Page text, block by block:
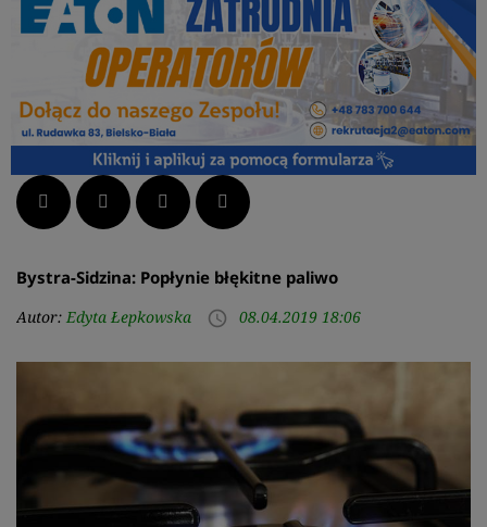
Facebook Twitter LinkedIn Pinterest
Bystra-Sidzina: Popłynie błękitne paliwo
Autor: Edyta Łepkowska access_time 08.04.2019 18:06